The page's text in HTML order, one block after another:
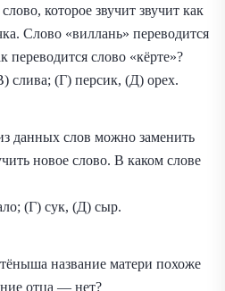
которое звучит звучит как
Слово «виллань» переводится
переводится слово «кёрте»?
слива; (Г) персик, (Д) орех.
данных слов можно заменить
новое слово. В каком слове
(Г) сук, (Д) сыр.
название матери похоже
отца — нет?